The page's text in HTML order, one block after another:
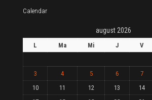
Calendar
august 2026
L Ma Mi J V
3
4 5 6 7
10
11 12 13 14